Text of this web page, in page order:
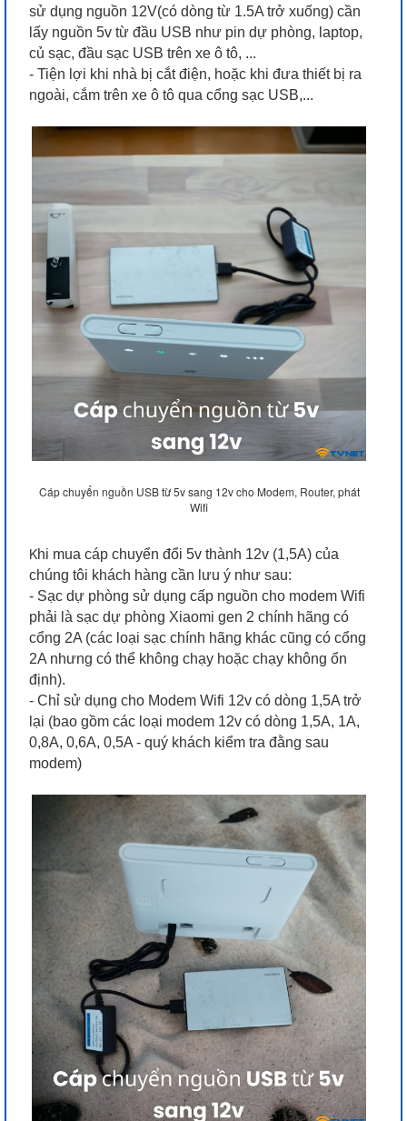
sử dụng nguồn 12V(có dòng từ 1.5A trở xuống) cần
lấy nguồn 5v từ đầu USB như pin dự phòng, laptop,
củ sạc, đầu sạc USB trên xe ô tô, ...
- Tiện lợi khi nhà bị cắt điện, hoặc khi đưa thiết bị ra
ngoài, cắm trên xe ô tô qua cổng sạc USB,...
Cáp chuyển nguồn USB từ 5v sang 12v cho Modem, Router, phát
Wifi
Khi mua cáp chuyển đổi 5v thành 12v (1,5A) của
chúng tôi khách hàng cần lưu ý như sau:
- Sạc dự phòng sử dụng cấp nguồn cho modem Wifi
phải là sạc dự phòng Xiaomi gen 2 chính hãng có
cổng 2A (các loại sạc chính hãng khác cũng có cổng
2A nhưng có thể không chạy hoặc chạy không ổn
định).
- Chỉ sử dụng cho Modem Wifi 12v có dòng 1,5A trở
lại (bao gồm các loại modem 12v có dòng 1,5A, 1A,
0,8A, 0,6A, 0,5A - quý khách kiểm tra đằng sau
modem)